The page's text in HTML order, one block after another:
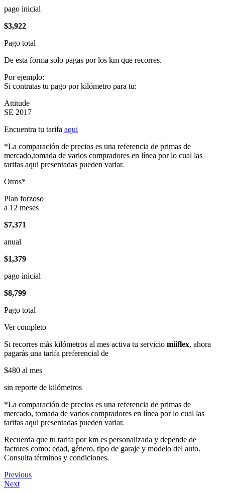
pago inicial
$3,922
Pago total
De esta forma solo pagas por los km que recorres.
Por ejemplo:
Si contratas tu pago por kilómetro para tu:
Attitude
SE 2017
Encuentra tu tarifa aqui
*La comparación de precios es una referencia de primas de
mercado,tomada de varios compradores en línea por lo cual las
tarifas aqui presentadas pueden variar.
Otros*
Plan forzoso
a 12 meses
$7,371
anual
$1,379
pago inicial
$8,799
Pago total
Ver completo
Si recorres más kilómetros al mes activa tu servicio miiflex, ahora
pagarás una tarifa preferencial de
$480 al mes
sin reporte de kilómetros
*La comparación de precios es una referencia de primas de
mercado, tomada de varios compradores en línea por lo cual las
tarifas aqui presentadas pueden variar.
Recuerda que tu tarifa por km es personalizada y depende de
factores como: edad, género, tipo de garaje y modelo del auto.
Consulta términos y condiciones.
Previous
Next